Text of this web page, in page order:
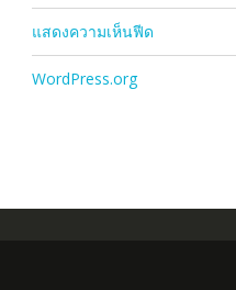
แสดงความเห็นฟีด
WordPress.org